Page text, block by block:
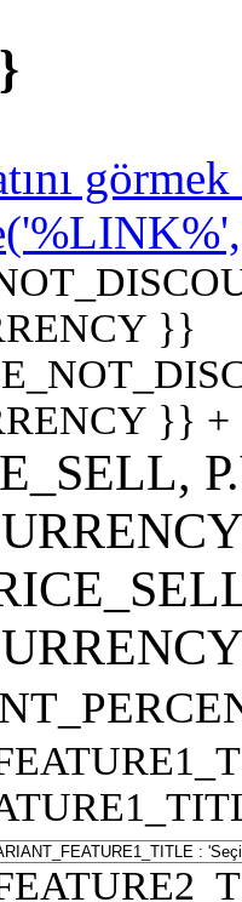
}}
}}